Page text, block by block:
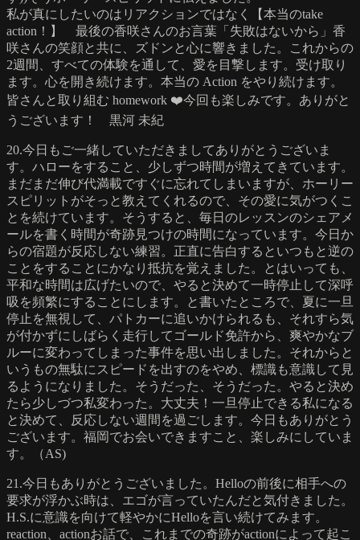
私が真にしたいのはリアクションではなく【本当のtake
action！】 最後の香咲さんのお言葉「失敗はないから」香
咲さんの笑顔と共に、ズドンと心に響きました。これからの
2週間、すべての体験を通して、愛を目撃します。受け取り
ます。心を開き続けます。本当の Action をやり続けます。
皆さんと取り組む homework ❤️今回も楽しみです。ありがと
うございます！ 黒河 未紀
20.今日もご一緒していただきましてありがとうございま
す。ハローをすること、少しずつ時間が増えてきています。
まだまだ伸び代満載ですぐに忘れてしまいますが、ホーリー
スピリットがそっと教えてくれるので、その愛に気がつくこ
とを続けています。そうすると、毎日のレッスンのシェアメ
ールを書く時間が奇跡見つけの時間になっています。今日か
らの宿題が反応しない練習。正直に告白するといつもと逆の
ことをすることにかなり抵抗を覚えました。とはいっても、
平和な時間は広げたいので、やると決めて一時停止して深呼
吸を頻繁にすることにします。と書いたところで、夏に一旦
停止を無視して、パトカーに追いかけられるも、それすら気
が付かずにしばらく走行してゴールド免許から、爽やかなブ
ルーに変わってしまった事件を思い出しました。それからと
いうもの無駄にスピードを出すのをやめ、標識も意識して見
るようになりました。そうだった、そうだった。やると決め
たら少しづつ私変わった。大丈夫！一旦停止できる私になる
と決めて、反応しない週間を過ごします。今日もありがとう
ございます。福岡でお会いできますこと、楽しみにしていま
す。（AS)
21.今日もありがとうございました。Helloの前後に相手への
要求が浮かぶ時は、エゴが言っていたんだと気付きました。
H.S.に意識を向けて軽やかにHelloを言い続けてみます。
reaction、actionお話で、これまでの奇跡がactionによって起こ